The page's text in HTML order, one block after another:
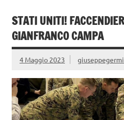
STATI UNITI!
GIANFRANCO CAMPA
4 Maggio 2023